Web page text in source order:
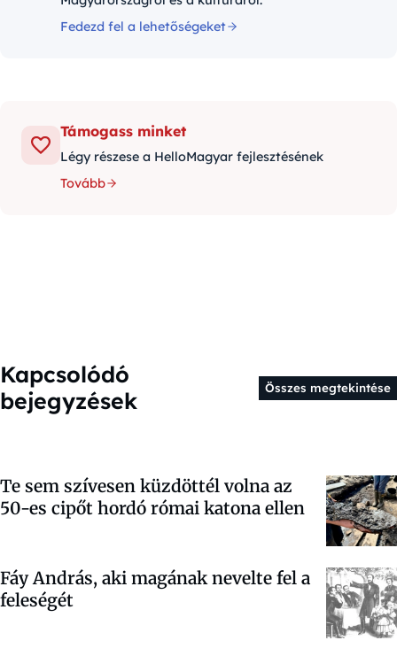
Fedezd fel a lehetőségeket
Támogass minket
Légy részese a HelloMagyar fejlesztésének
Tovább
Kapcsolódó
bejegyzések
Összes megtekintése
Te sem szívesen küzdöttél volna az
50-es cipőt hordó római katona ellen
Fáy András, aki magának nevelte fel a
feleségét